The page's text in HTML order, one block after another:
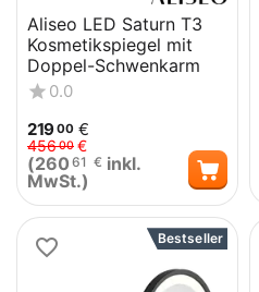
Aliseo LED Saturn T3
Kosmetikspiegel mit
Doppel-Schwenkarm
0.0
21900 €
45600 €
(260 61 € inkl.
MwSt.)
Bestseller